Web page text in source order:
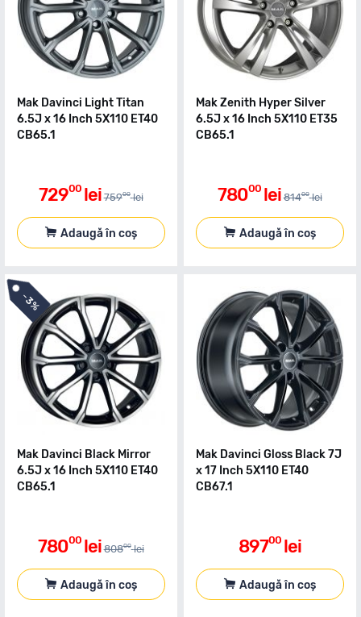
Mak Davinci Light Titan
6.5J x 16 Inch 5X110 ET40
CB65.1
72900 lei 75900 lei
Adaugă în coș
Mak Zenith Hyper Silver
6.5J x 16 Inch 5X110 ET35
CB65.1
78000 lei 81400 lei
Adaugă în coș
-
3%
Mak Davinci Black Mirror
6.5J x 16 Inch 5X110 ET40
CB65.1
78000 lei 80800 lei
Adaugă în coș
Mak Davinci Gloss Black 7J
x 17 Inch 5X110 ET40
CB67.1
89700 lei
Adaugă în coș